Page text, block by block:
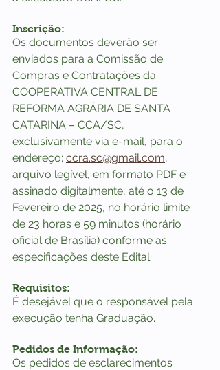
Inscrição:
Os documentos deverão ser
enviados para a Comissão de
Compras e Contratações da
COOPERATIVA CENTRAL DE
REFORMA AGRÁRIA DE SANTA
CATARINA – CCA/SC,
exclusivamente via e-mail, para o
endereço: ccra.sc@gmail.com,
arquivo legível, em formato PDF e
assinado digitalmente, até o 13 de
Fevereiro de 2025, no horário limite
de 23 horas e 59 minutos (horário
oficial de Brasília) conforme as
especificações deste Edital.
Requisitos:
É desejável que o responsável pela
execução tenha Graduação.
Pedidos de Informação:
Os pedidos de esclarecimentos